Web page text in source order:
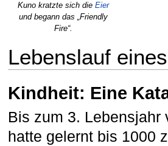
Kuno kratzte sich die Eier
und begann das „Friendly
Fire“.
Lebenslauf
Kindheit: Eine
Bis zum 3. Lebensjahr
hatte gelernt bis 1000